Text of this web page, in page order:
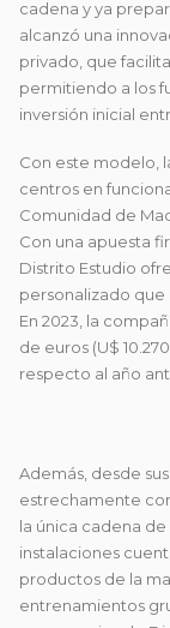
cadena y ya
alcanzó una
privado, que
permitiendo a los
inversión inicial
Con este modelo,
centros en
Comunidad de
Con una apuesta
Distrito Estudio
personalizado que
En 2023, la
de euros (U$
respecto al año
Además, desde
estrechamente
la única cadena
instalaciones
productos de la
entrenamientos